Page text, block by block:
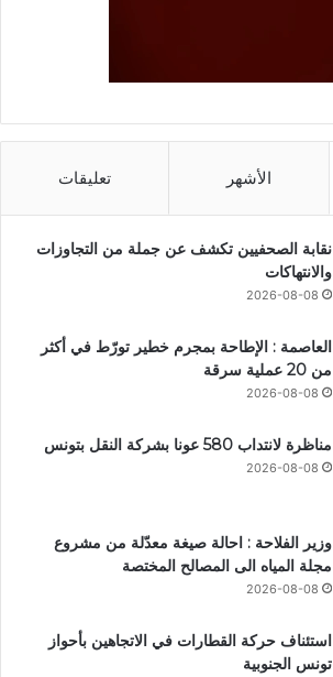
الأشهر تعليقات
نقابة الصحفيين تكشف عن جملة من التجاوزات
والانتهاكات
2026-08-08
العاصمة : الإطاحة بمجرم خطير تورّط في أكثر
من 20 عملية سرقة
2026-08-08
مناظرة لانتداب 580 عونا بشركة النقل بتونس
2026-08-08
وزير الفلاحة : احالة صيغة معدّلة من مشروع
مجلة المياه الى المصالح المختصة
2026-08-08
استئناف حركة القطارات في الاتجاهين بأحواز
تونس الجنوبية